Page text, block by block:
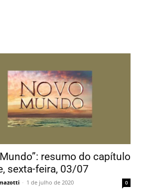
resumo do capítulo
sexta-feira, 03/07
- 1 de julho de 2020 0